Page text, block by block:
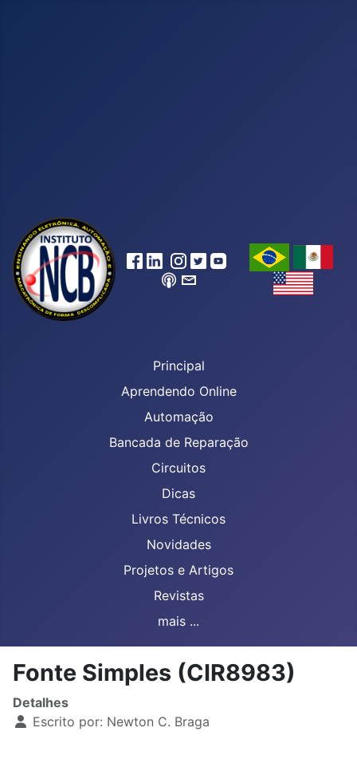
Principal
Aprendendo Online
Automação
Bancada de Reparação
Circuitos
Dicas
Livros Técnicos
Novidades
Projetos e Artigos
Revistas
mais ...
Fonte Simples (CIR8983)
Detalhes
Escrito por: Newton C. Braga